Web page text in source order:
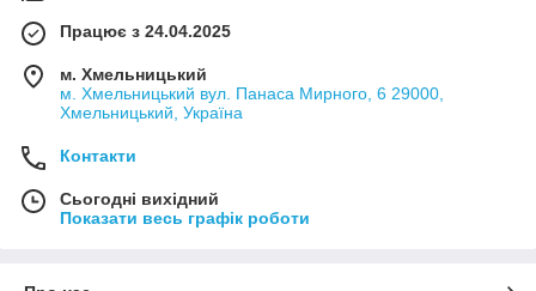
Працює з 24.04.2025
м. Хмельницький
м. Хмельницький вул. Панаса Мирного, 6 29000,
Хмельницький, Україна
Контакти
Сьогодні вихідний
Показати весь графік роботи